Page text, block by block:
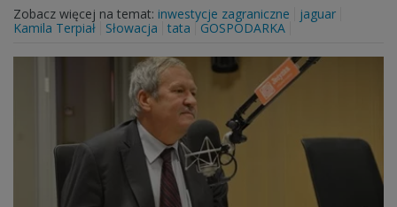
Zobacz więcej na temat: inwestycje zagraniczne
jaguar
Kamila Terpiał
Słowacja tata GOSPODARKA